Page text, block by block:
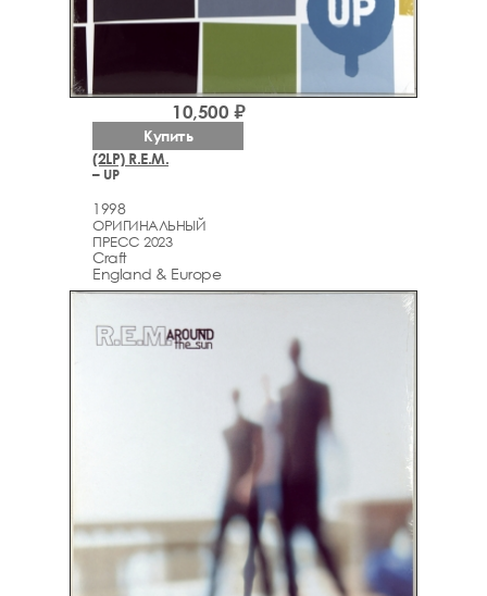
(2LP) R.E.M.
– UP
1998
ОРИГИНАЛЬНЫЙ
ПРЕСС 2023
Craft
England & Europe
10,500 ₽
Купить